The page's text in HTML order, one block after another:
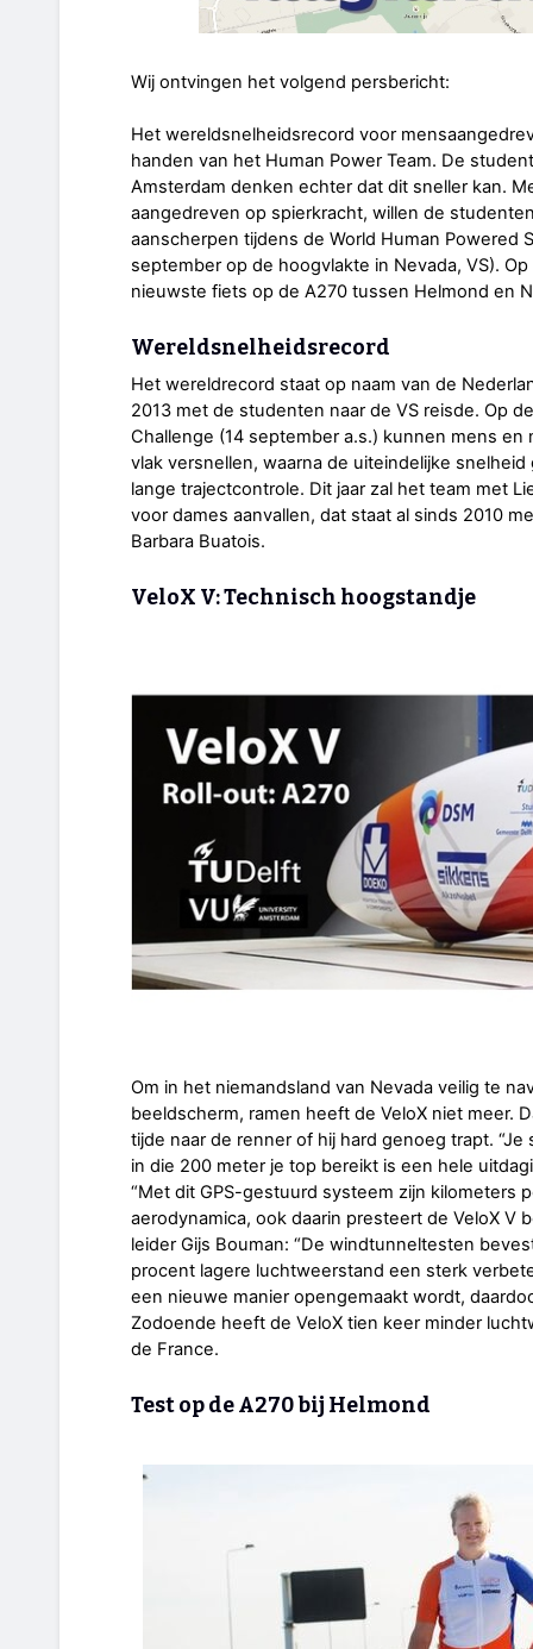
Wij ontvingen het volgend persbericht:
Het wereldsnelheidsrecord voor
handen van het Human Power Team. De
Amsterdam denken echter dat dit sneller kan.
aangedreven op spierkracht, willen de
aanscherpen tijdens de World Human Powered
september op de hoogvlakte in Nevada, VS).
nieuwste fiets op de A270 tussen Helmond en
Wereldsnelheidsrecord
Het wereldrecord staat op naam van de
2013 met de studenten naar de VS reisde. Op
Challenge (14 september a.s.) kunnen mens
vlak versnellen, waarna de uiteindelijke
lange trajectcontrole. Dit jaar zal het team met
voor dames aanvallen, dat staat al sinds 2010
Barbara Buatois.
VeloX V: Technisch hoogstandje
Om in het niemandsland van Nevada veilig te
beeldscherm, ramen heeft de VeloX niet meer.
tijde naar de renner of hij hard genoeg trapt.
in die 200 meter je top bereikt is een hele
“Met dit GPS-gestuurd systeem zijn kilometers
aerodynamica, ook daarin presteert de VeloX V
leider Gijs Bouman: “De windtunneltesten
procent lagere luchtweerstand een sterk
een nieuwe manier opengemaakt wordt,
Zodoende heeft de VeloX tien keer minder
de France.
Test op de A270 bij Helmond